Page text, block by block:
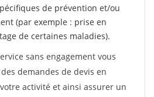
de prévention et/ou
(par exemple : prise en
de certaines maladies).
sans engagement vous
demandes de devis en
activité et ainsi assurer un